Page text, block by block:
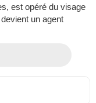
est opéré du visage
un agent